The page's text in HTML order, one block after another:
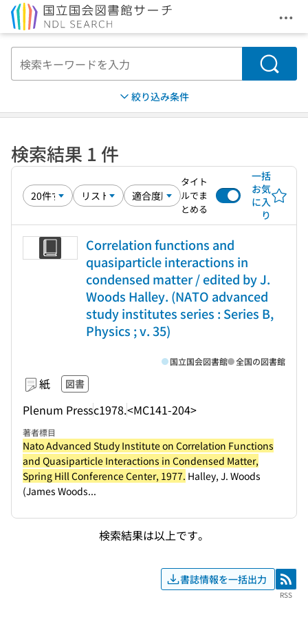
メ
検索
絞り込み条件
検索結果 1 件
タイト
ルでま
とめる
一括
お気
に入
り
Correlation functions and
quasiparticle interactions in
condensed matter / edited by J.
Woods Halley. (NATO advanced
study institutes series : Series B,
Physics ; v. 35)
紙 図書
Plenum Pressc1978.<MC141-204>
国立国会図書館 全国の図書館
著者標目
Nato Advanced Study Institute on Correlation Functions
and Quasiparticle Interactions in Condensed Matter,
Spring Hill Conference Center, 1977. Halley, J. Woods
(James Woods...
検索結果は以上です。
書誌情報を一括出力 RSS
RSS